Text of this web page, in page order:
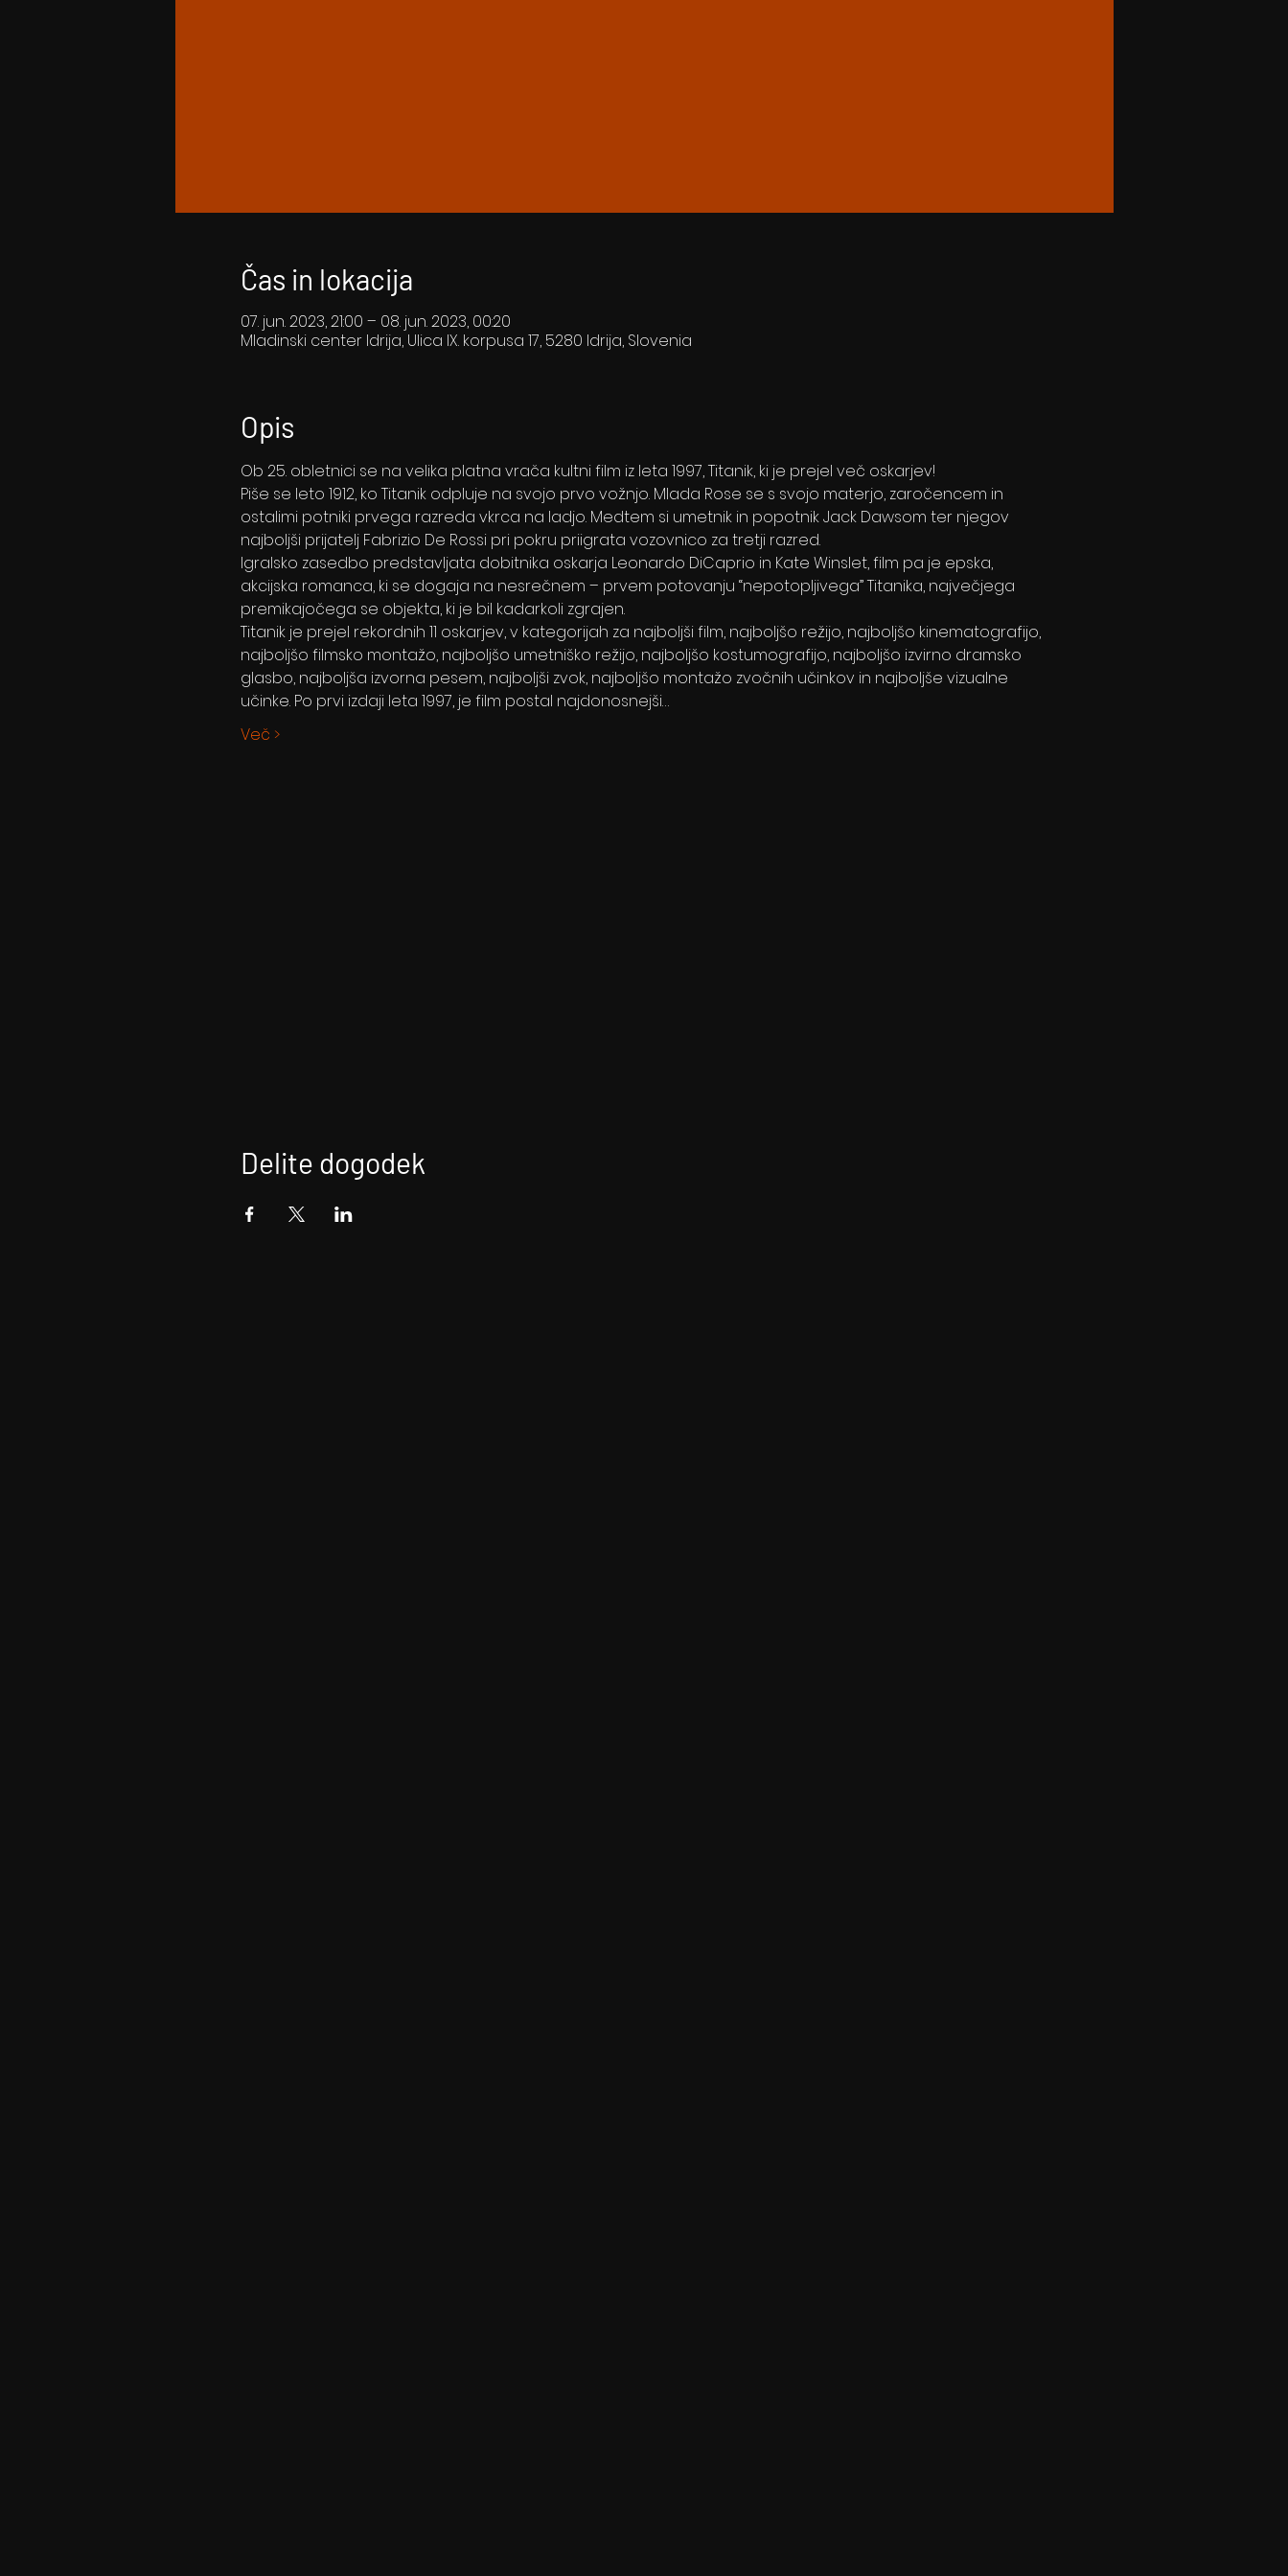
Čas in lokacija
07. jun. 2023, 21:00 – 08. jun. 2023, 00:20
Mladinski center Idrija, Ulica IX. korpusa 17, 5280 Idrija, Slovenia
Opis
Ob 25. obletnici se na velika platna vrača kultni film iz leta 1997, Titanik, ki je prejel več oskarjev!
Piše se leto 1912, ko Titanik odpluje na svojo prvo vožnjo. Mlada Rose se s svojo materjo, zaročencem in
ostalimi potniki prvega razreda vkrca na ladjo. Medtem si umetnik in popotnik Jack Dawsom ter njegov
najboljši prijatelj Fabrizio De Rossi pri pokru priigrata vozovnico za tretji razred.
Igralsko zasedbo predstavljata dobitnika oskarja Leonardo DiCaprio in Kate Winslet, film pa je epska,
akcijska romanca, ki se dogaja na nesrečnem – prvem potovanju “nepotopljivega” Titanika, največjega
premikajočega se objekta, ki je bil kadarkoli zgrajen.
Titanik je prejel rekordnih 11 oskarjev, v kategorijah za najboljši film, najboljšo režijo, najboljšo kinematografijo,
najboljšo filmsko montažo, najboljšo umetniško režijo, najboljšo kostumografijo, najboljšo izvirno dramsko
glasbo, najboljša izvorna pesem, najboljši zvok, najboljšo montažo zvočnih učinkov in najboljše vizualne
učinke. Po prvi izdaji leta 1997, je film postal najdonosnejši…
Več >
Delite dogodek